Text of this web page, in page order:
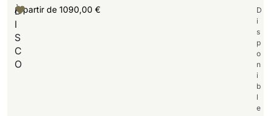
D
I
S
C
O
D
i
s
p
o
n
i
b
l
e
À partir de 1090,00 €